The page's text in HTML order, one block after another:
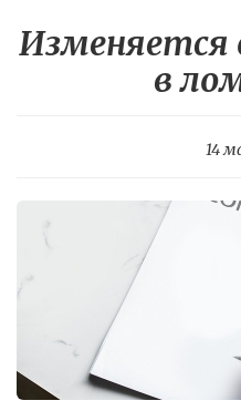
Изменяется
в
14